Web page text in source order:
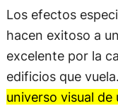
Los efectos
hacen exitoso a
excelente por la
edificios que vuela.
universo visual de